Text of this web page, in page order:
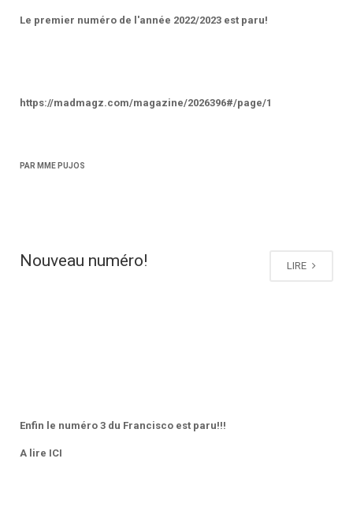
Le premier numéro de l'année 2022/2023 est paru!
https://madmagz.com/magazine/2026396#/page/1
PAR MME PUJOS
LIRE
Nouveau numéro!
Enfin le numéro 3 du Francisco est paru!!!
A lire ICI